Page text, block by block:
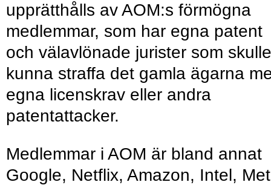
upprätthålls av AOM:s förmögna
medlemmar, som har egna patent
och välavlönade jurister som skulle
kunna straffa det gamla ägarna
egna licenskrav eller andra
patentattacker.
Medlemmar i AOM är bland annat
Google, Netflix, Amazon, Intel,